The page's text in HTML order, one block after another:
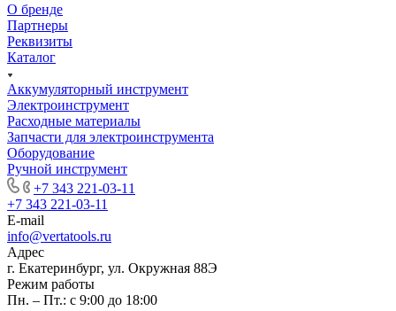
О бренде
Партнеры
Реквизиты
Каталог
Аккумуляторный инструмент
Электроинструмент
Расходные материалы
Запчасти для электроинструмента
Оборудование
Ручной инструмент
+7 343 221-03-11
+7 343 221-03-11
E-mail
info@vertatools.ru
Адрес
г. Екатеринбург, ул. Окружная 88Э
Режим работы
Пн. – Пт.: с 9:00 до 18:00